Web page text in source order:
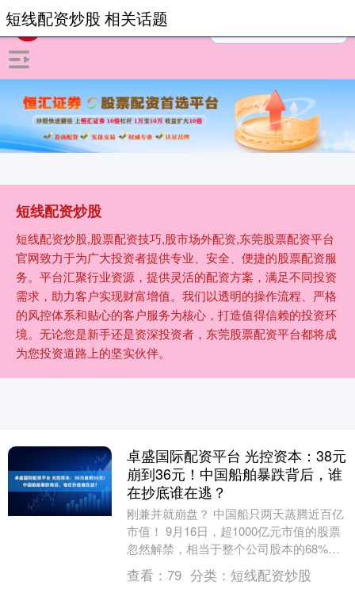
短线配资炒股
短线配资炒股,股票配资技巧,股市场外配资,东莞股票配资平台
官网致力于为广大投资者提供专业、安全、便捷的股票配资服
务。平台汇聚行业资源，提供灵活的配资方案，满足不同投资
需求，助力客户实现财富增值。我们以透明的操作流程、严格
的风控体系和贴心的客户服务为核心，打造值得信赖的投资环
境。无论您是新手还是资深投资者，东莞股票配资平台都将成
为您投资道路上的坚实伙伴。
短线配资炒股 相关话题
卓盛国际配资平台 光控资本：38元
崩到36元！中国船舶暴跌背后，谁
在抄底谁在逃？
刚兼并就崩盘？ 中国船只两天蒸腾近百亿
市值！ 9月16日，超1000亿元市值的股票
忽然解禁，相当于整个公司股本的68%被
抛向商场。 散户们连夜挂单逃跑，但真相
是....
查看： 79 分类： 短线配资炒股